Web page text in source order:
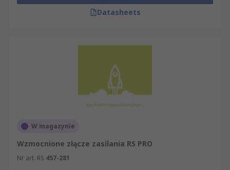
Datasheets
W magazynie
Wzmocnione złącze zasilania RS PRO
Nr art. RS 457-281